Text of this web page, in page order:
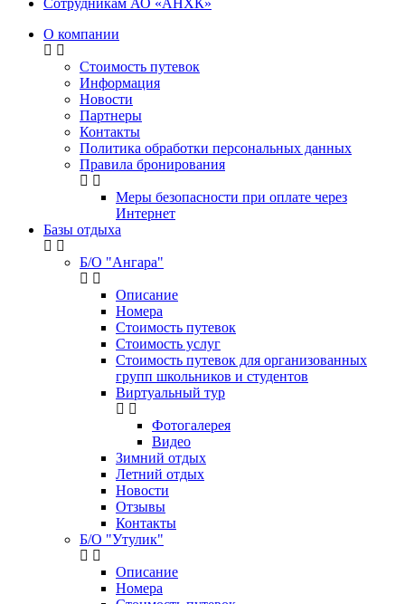
Сотрудникам АО «АНХК»
О компании
Стоимость путевок
Информация
Новости
Партнеры
Контакты
Политика обработки персональных данных
Правила бронирования
Меры безопасности при оплате через
Интернет
Базы отдыха
Б/О "Ангара"
Описание
Номера
Стоимость путевок
Стоимость услуг
Стоимость путевок для организованных
групп школьников и студентов
Виртуальный тур
Фотогалерея
Видео
Зимний отдых
Летний отдых
Новости
Отзывы
Контакты
Б/О "Утулик"
Описание
Номера